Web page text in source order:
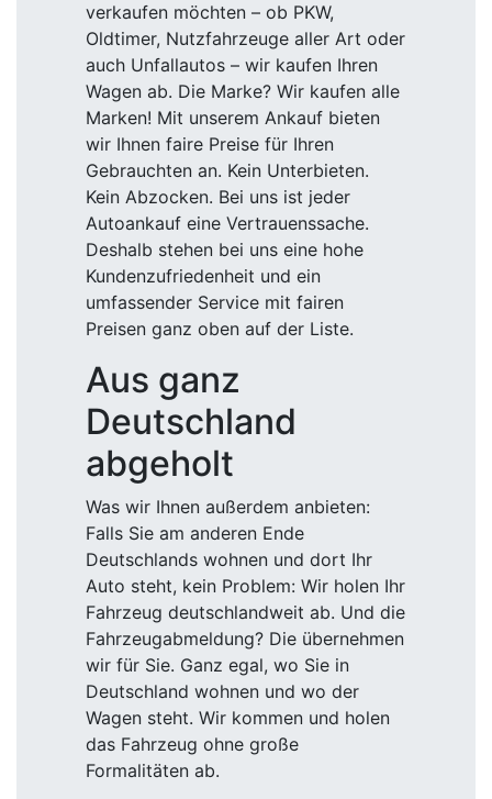
verkaufen möchten – ob PKW,
Oldtimer, Nutzfahrzeuge aller Art oder
auch Unfallautos – wir kaufen Ihren
Wagen ab. Die Marke? Wir kaufen alle
Marken! Mit unserem Ankauf bieten
wir Ihnen faire Preise für Ihren
Gebrauchten an. Kein Unterbieten.
Kein Abzocken. Bei uns ist jeder
Autoankauf eine Vertrauenssache.
Deshalb stehen bei uns eine hohe
Kundenzufriedenheit und ein
umfassender Service mit fairen
Preisen ganz oben auf der Liste.
Aus ganz
Deutschland
abgeholt
Was wir Ihnen außerdem anbieten:
Falls Sie am anderen Ende
Deutschlands wohnen und dort Ihr
Auto steht, kein Problem: Wir holen Ihr
Fahrzeug deutschlandweit ab. Und die
Fahrzeugabmeldung? Die übernehmen
wir für Sie. Ganz egal, wo Sie in
Deutschland wohnen und wo der
Wagen steht. Wir kommen und holen
das Fahrzeug ohne große
Formalitäten ab.